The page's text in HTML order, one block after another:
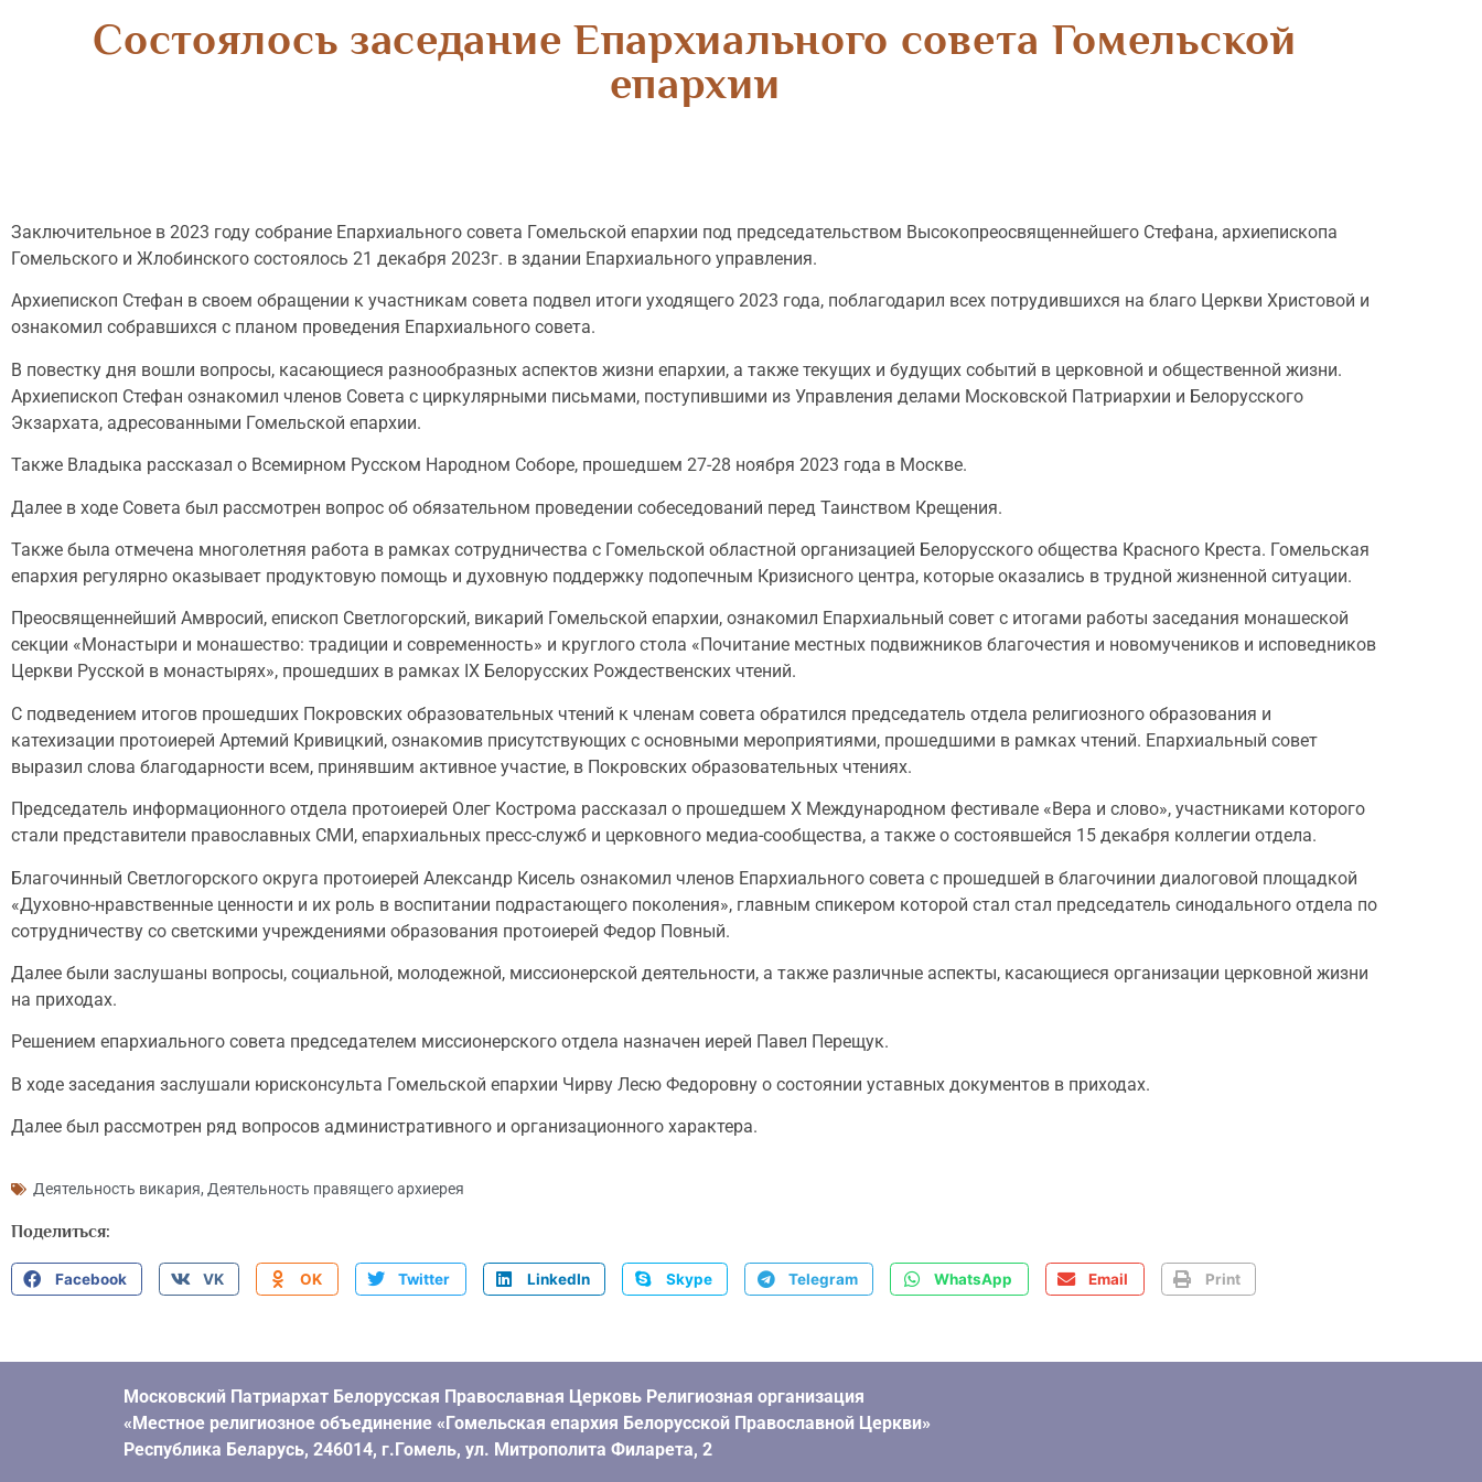
Состоялось заседание Епархиального совета Гомельской
епархии
Заключительное в 2023 году собрание Епархиального совета Гомельской епархии под председательством Высокопреосвященнейшего Стефана, архиепископа
Гомельского и Жлобинского состоялось 21 декабря 2023г. в здании Епархиального управления.
Архиепископ Стефан в своем обращении к участникам совета подвел итоги уходящего 2023 года, поблагодарил всех потрудившихся на благо Церкви Христовой и
ознакомил собравшихся с планом проведения Епархиального совета.
В повестку дня вошли вопросы, касающиеся разнообразных аспектов жизни епархии, а также текущих и будущих событий в церковной и общественной жизни.
Архиепископ Стефан ознакомил членов Совета с циркулярными письмами, поступившими из Управления делами Московской Патриархии и Белорусского
Экзархата, адресованными Гомельской епархии.
Также Владыка рассказал о Всемирном Русском Народном Соборе, прошедшем 27-28 ноября 2023 года в Москве.
Далее в ходе Совета был рассмотрен вопрос об обязательном проведении собеседований перед Таинством Крещения.
Также была отмечена многолетняя работа в рамках сотрудничества с Гомельской областной организацией Белорусского общества Красного Креста. Гомельская
епархия регулярно оказывает продуктовую помощь и духовную поддержку подопечным Кризисного центра, которые оказались в трудной жизненной ситуации.
Преосвященнейший Амвросий, епископ Светлогорский, викарий Гомельской епархии, ознакомил Епархиальный совет с итогами работы заседания монашеской
секции «Монастыри и монашество: традиции и современность» и круглого стола «Почитание местных подвижников благочестия и новомучеников и исповедников
Церкви Русской в монастырях», прошедших в рамках IX Белорусских Рождественских чтений.
С подведением итогов прошедших Покровских образовательных чтений к членам совета обратился председатель отдела религиозного образования и
катехизации протоиерей Артемий Кривицкий, ознакомив присутствующих с основными мероприятиями, прошедшими в рамках чтений. Епархиальный совет
выразил слова благодарности всем, принявшим активное участие, в Покровских образовательных чтениях.
Председатель информационного отдела протоиерей Олег Кострома рассказал о прошедшем X Международном фестивале «Вера и слово», участниками которого
стали представители православных СМИ, епархиальных пресс-служб и церковного медиа-сообщества, а также о состоявшейся 15 декабря коллегии отдела.
Благочинный Светлогорского округа протоиерей Александр Кисель ознакомил членов Епархиального совета с прошедшей в благочинии диалоговой площадкой
«Духовно-нравственные ценности и их роль в воспитании подрастающего поколения», главным спикером которой стал стал председатель синодального отдела по
сотрудничеству со светскими учреждениями образования протоиерей Федор Повный.
Далее были заслушаны вопросы, социальной, молодежной, миссионерской деятельности, а также различные аспекты, касающиеся организации церковной жизни
на приходах.
Решением епархиального совета председателем миссионерского отдела назначен иерей Павел Перещук.
В ходе заседания заслушали юрисконсульта Гомельской епархии Чирву Лесю Федоровну о состоянии уставных документов в приходах.
Далее был рассмотрен ряд вопросов административного и организационного характера.
Деятельность викария, Деятельность правящего архиерея
Поделиться:
Facebook VK OK Twitter LinkedIn Skype Telegram WhatsApp Email Print
Московский Патриархат Белорусская Православная Церковь Религиозная организация
«Местное религиозное объединение «Гомельская епархия Белорусской Православной Церкви»
Республика Беларусь, 246014, г.Гомель, ул. Митрополита Филарета, 2